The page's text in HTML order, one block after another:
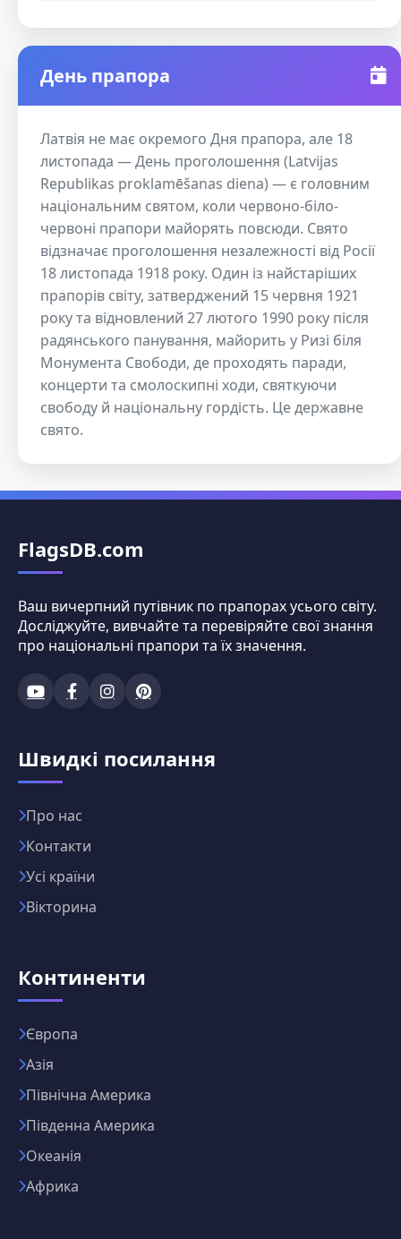
День прапора
Латвія не має окремого Дня прапора, але 18
листопада — День проголошення (Latvijas
Republikas proklamēšanas diena) — є головним
національним святом, коли червоно-біло-
червоні прапори майорять повсюди. Свято
відзначає проголошення незалежності від Росії
18 листопада 1918 року. Один із найстаріших
прапорів світу, затверджений 15 червня 1921
року та відновлений 27 лютого 1990 року після
радянського панування, майорить у Ризі біля
Монумента Свободи, де проходять паради,
концерти та смолоскипні ходи, святкуючи
свободу й національну гордість. Це державне
свято.
FlagsDB.com
Ваш вичерпний путівник по прапорах усього світу.
Досліджуйте, вивчайте та перевіряйте свої знання
про національні прапори та їх значення.
Швидкі посилання
Про нас
Контакти
Усі країни
Вікторина
Континенти
Європа
Азія
Північна Америка
Південна Америка
Океанія
Африка